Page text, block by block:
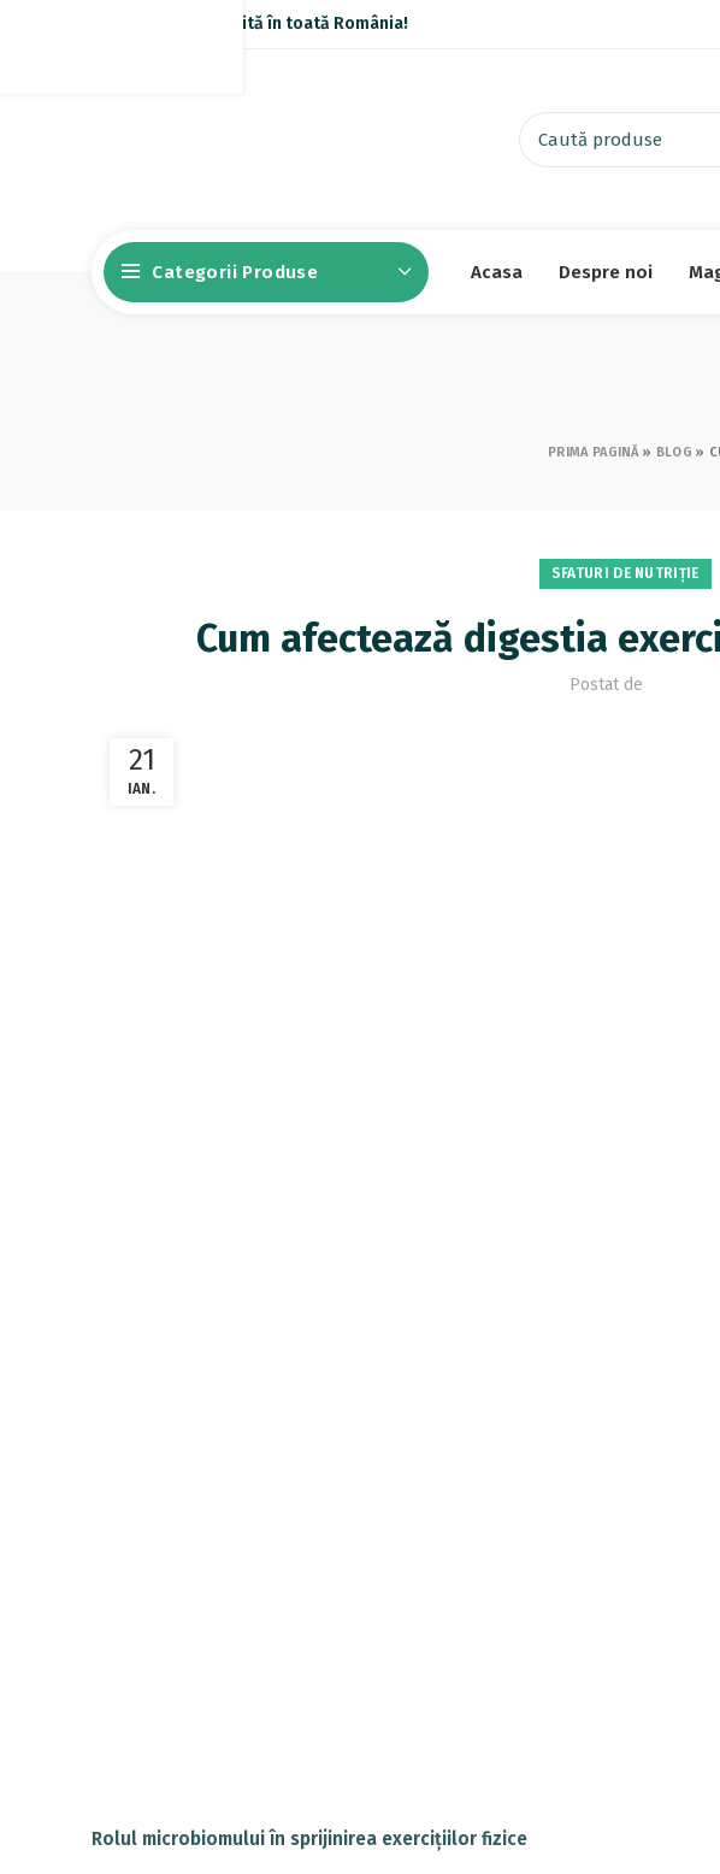
Livrare gratuită în toată România!
Categorii Produse Acasa Despre noi
PRIMA PAGINĂ» BLOG »
SFATURI DE NUTRIȚIE
Cum afectează digestia
Postat de
21
IAN.
Rolul microbiomului în sprijinirea exercițiilor fizice